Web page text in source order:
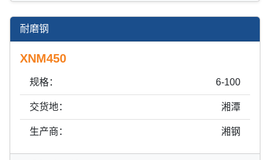
耐磨钢
XNM450
规格： 6-100
交货地： 湘潭
生产商： 湘钢